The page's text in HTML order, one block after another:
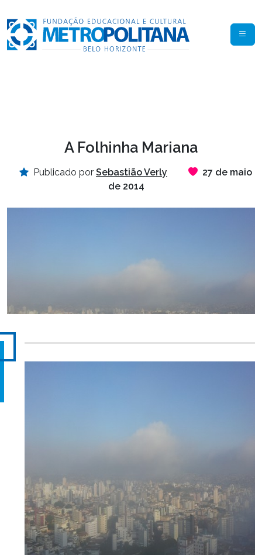
A Folhinha Mariana
Publicado por Sebastião Verly
27 de maio
de 2014